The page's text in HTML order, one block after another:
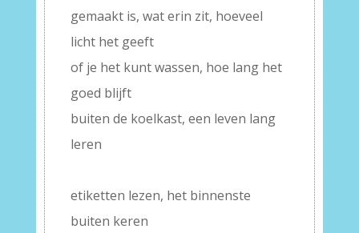
gemaakt is, wat erin zit, hoeveel
licht het geeft
of je het kunt wassen, hoe lang het
goed blijft
buiten de koelkast, een leven lang
leren
etiketten lezen, het binnenste
buiten keren